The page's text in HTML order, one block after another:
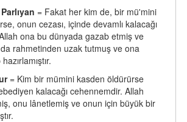
= Fakat her kim de, bir mü'mini
onun cezası, içinde devamlı kalacağı
ona bu dünyada gazab etmiş ve
rahmetinden uzak tutmuş ve ona
= Kim bir mümini kasden öldürürse
kalacağı cehennemdir. Allah
onu lânetlemiş ve onun için büyük bir